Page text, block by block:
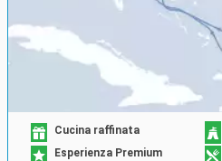
Cucina raffinata
Esperienza Premium